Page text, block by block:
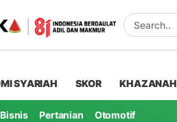
SYARIAH SKOR KHAZANAH
Bisnis Pertanian Otomotif